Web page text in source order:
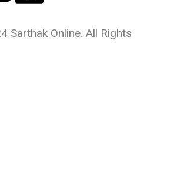
Sarthak Online. All Rights